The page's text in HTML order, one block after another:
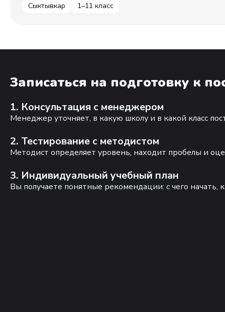
Сыктывкар 1–11 класс
Записаться на подготовку к
1. Консультация с менеджером
Менеджер уточняет, в какую школу и в какой класс
2. Тестирование с методистом
Методист определяет уровень, находит пробелы и
3. Индивидуальный учебный план
Вы получаете понятные рекомендации: с чего начать,